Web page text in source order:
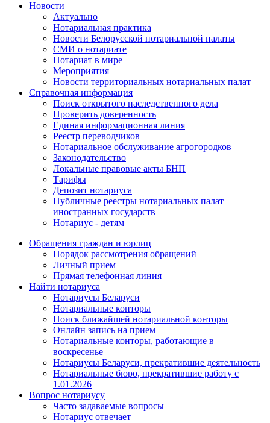
Новости
Актуально
Нотариальная практика
Новости Белорусской нотариальной палаты
СМИ о нотариате
Нотариат в мире
Мероприятия
Новости территориальных нотариальных палат
Справочная информация
Поиск открытого наследственного дела
Проверить доверенность
Единая информационная линия
Реестр переводчиков
Нотариальное обслуживание агрогородков
Законодательство
Локальные правовые акты БНП
Тарифы
Депозит нотариуса
Публичные реестры нотариальных палат
иностранных государств
Нотариус - детям
Обращения граждан и юрлиц
Порядок рассмотрения обращений
Личный прием
Прямая телефонная линия
Найти нотариуса
Нотариусы Беларуси
Нотариальные конторы
Поиск ближайшей нотариальной конторы
Онлайн запись на прием
Нотариальные конторы, работающие в
воскресенье
Нотариусы Беларуси, прекратившие деятельность
Нотариальные бюро, прекратившие работу с
1.01.2026
Вопрос нотариусу
Часто задаваемые вопросы
Нотариус отвечает